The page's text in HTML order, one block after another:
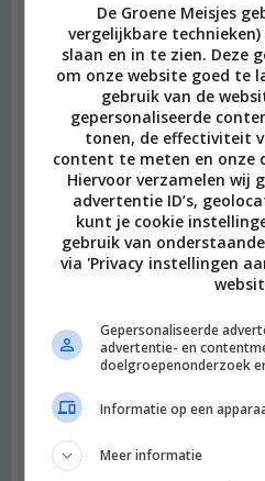
De Groene Meisjes
vergelijkbare
slaan en in te zien. Deze
om onze website goed te
gebruik van de
gepersonaliseerde
tonen, de effectiviteit
content te meten en onze
Hiervoor verzamelen wij
advertentie ID’s,
kunt je cookie
gebruik van
via 'Privacy instellingen
Gepersonaliseerde
advertentie- en
doelgroepenonderzoek
Informatie op een
Meer informatie